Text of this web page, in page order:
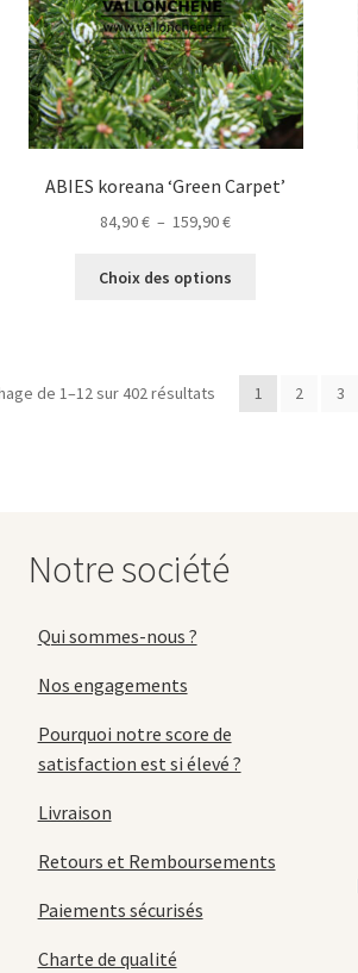
sur
la
page
du
produit
ABIES koreana ‘Green Carpet’
84,90€ – 159,90€Plage
prix :
Choix des options
variations.
Les
de 1–12 sur 402 résultats 1 2 3
Notre société
Qui sommes-nous ?
Nos engagements
Pourquoi notre score de
satisfaction est si élevé ?
Livraison
Retours et Remboursements
Paiements sécurisés
Charte de qualité